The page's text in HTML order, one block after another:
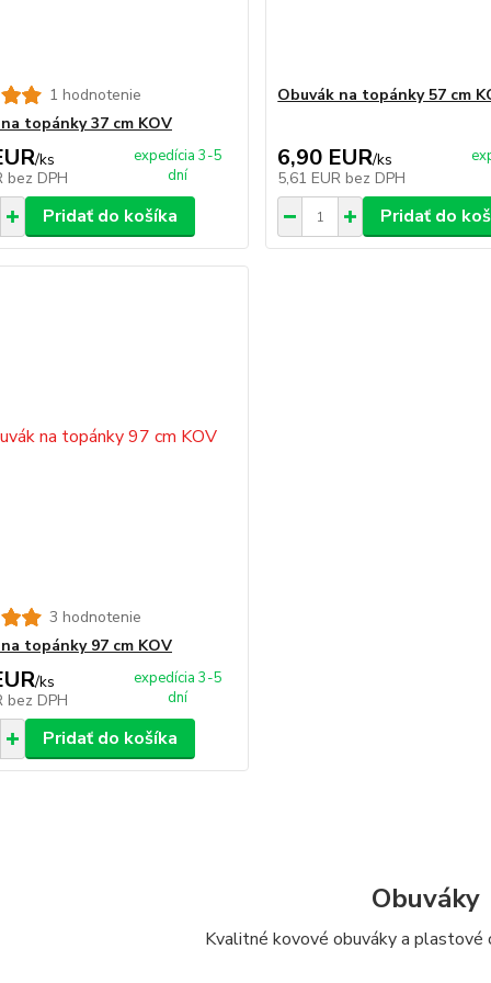
1 hodnotenie
topánky 37 cm KOV
/ks
bez DPH
expedícia 3-5
dní
Pridať do košíka
Obuvák na topánky 57 cm
6,90 EUR/ks
5,61 EUR bez DPH
Pridať do
3 hodnotenie
topánky 97 cm KOV
/ks
bez DPH
expedícia 3-5
dní
Pridať do košíka
Obuváky
Kvalitné kovové obuváky a plastové